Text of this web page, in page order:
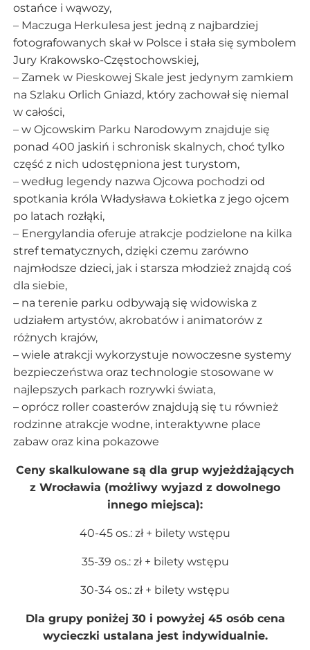
ostańce i wąwozy,
– Maczuga Herkulesa jest jedną z najbardziej
fotografowanych skał w Polsce i stała się symbolem
Jury Krakowsko-Częstochowskiej,
– Zamek w Pieskowej Skale jest jedynym zamkiem
na Szlaku Orlich Gniazd, który zachował się niemal
w całości,
– w Ojcowskim Parku Narodowym znajduje się
ponad 400 jaskiń i schronisk skalnych, choć tylko
część z nich udostępniona jest turystom,
– według legendy nazwa Ojcowa pochodzi od
spotkania króla Władysława Łokietka z jego ojcem
po latach rozłąki,
– Energylandia oferuje atrakcje podzielone na kilka
stref tematycznych, dzięki czemu zarówno
najmłodsze dzieci, jak i starsza młodzież znajdą coś
dla siebie,
– na terenie parku odbywają się widowiska z
udziałem artystów, akrobatów i animatorów z
różnych krajów,
– wiele atrakcji wykorzystuje nowoczesne systemy
bezpieczeństwa oraz technologie stosowane w
najlepszych parkach rozrywki świata,
– oprócz roller coasterów znajdują się tu również
rodzinne atrakcje wodne, interaktywne place
zabaw oraz kina pokazowe
Ceny skalkulowane są dla grup wyjeżdżających
z Wrocławia (możliwy wyjazd z dowolnego
innego miejsca):
40-45 os.: zł + bilety wstępu
35-39 os.: zł + bilety wstępu
30-34 os.: zł + bilety wstępu
Dla grupy poniżej 30 i powyżej 45 osób cena
wycieczki ustalana jest indywidualnie.